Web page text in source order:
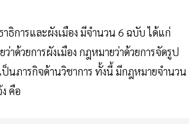
ธิการและผังเมือง มีจำนวน 6 ฉบับ ได้แก่
ด้วยการผังเมือง กฎหมายว่าด้วยการจัดรูป
ภารกิจด้านวิชาการ ทั้งนี้ มีกฎหมายจำนวน
คือ